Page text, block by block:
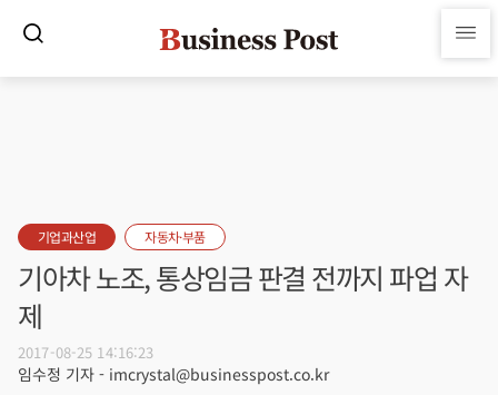
기업과산업 자동차·부품
기아차 노조, 통상임금 판결 전까지 파업 자
제
2017-08-25 14:16:23
임수정 기자 - imcrystal@businesspost.co.kr